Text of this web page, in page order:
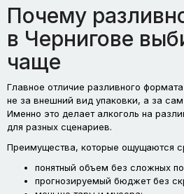
Почему
в Чернигове
чаще
Главное отличие разливного
не за внешний вид упаковки, а за сам
Именно это делает алкоголь на
для разных сценариев.
Преимущества, которые ощущаются
понятный объем без сложных
прогнозируемый бюджет без